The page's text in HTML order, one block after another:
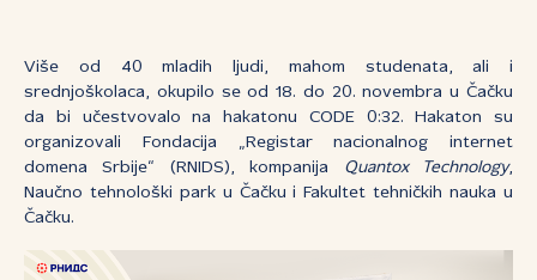
Više od 40 mladih ljudi, mahom studenata, ali i
srednjoškolaca, okupilo se od 18. do 20. novembra u Čačku
da bi učestvovalo na hakatonu CODE 0:32. Hakaton su
organizovali Fondacija „Registar nacionalnog internet
domena Srbije“ (RNIDS), kompanija
Quantox Technology,
Naučno tehnološki park u Čačku i Fakultet tehničkih nauka u
Čačku.